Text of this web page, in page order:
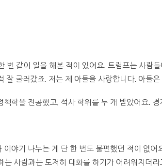
번 같이 일을 해본 적이 있어요. 트럼프는 사람
잘 굴러갔죠. 저는 제 아들을 사랑합니다. 아들
책학을 전공했고, 석사 학위를 두 개 받았어요.
이야기 나누는 게 단 한 번도 불편했던 적이 없
는 사람과는 도저히 대화를 하기가 어려워지더